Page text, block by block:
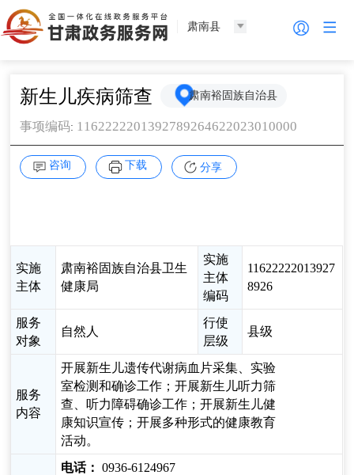
肃南县
新生儿疾病筛查 肃南裕固族自治县
事项编码: 1162222201392789264622023010000
咨询 下载 分享
实施
主体
肃南裕固族自治县卫生
健康局
实施
主体
编码
11622222013927
8926
服务
对象
自然人
行使
层级
县级
服务
内容
开展新生儿遗传代谢病血片采集、实验
室检测和确诊工作；开展新生儿听力筛
查、听力障碍确诊工作；开展新生儿健
康知识宣传；开展多种形式的健康教育
活动。
电话： 0936-6124967